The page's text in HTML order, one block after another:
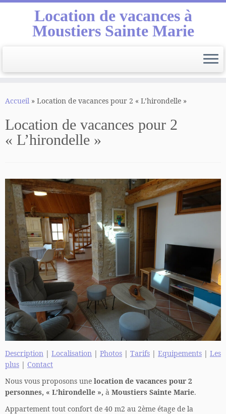
au
Location de vacances à
Moustiers Sainte Marie
Accueil » Location de vacances pour 2 « L’hirondelle »
Location de vacances pour 2
« L’hirondelle »
Description | Localisation | Photos | Tarifs | Equipements | Les
plus | Contact
Nous vous proposons une location de vacances pour 2
personnes, « L’hirondelle », à Moustiers Sainte Marie.
Appartement tout confort de 40 m2 au 2ème étage de la